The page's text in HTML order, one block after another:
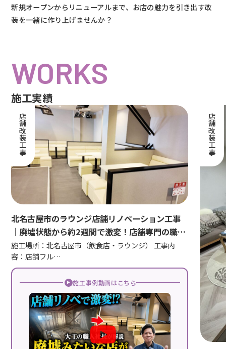
新規オープンからリニューアルまで、お店の魅力を引き出す改
装を一緒に作り上げませんか？
WORKS
施工実績
店舗改装工事
北名古屋市のラウンジ店舗リノベーション工事
｜廃墟状態から約2週間で激変！店舗専門の職人
が手掛けたBefore→After
施工場所：北名古屋市（飲食店・ラウンジ） 工事内
容：店舗フル…
施工事例動画はこちら
店舗改装工事